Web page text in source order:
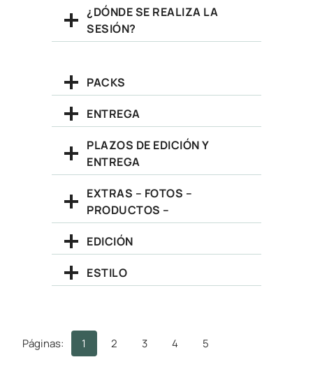
¿DÓNDE SE REALIZA LA
SESIÓN?
PACKS
ENTREGA
PLAZOS DE EDICIÓN Y
ENTREGA
EXTRAS – FOTOS –
PRODUCTOS –
EDICIÓN
ESTILO
Páginas: 1 2 3 4 5